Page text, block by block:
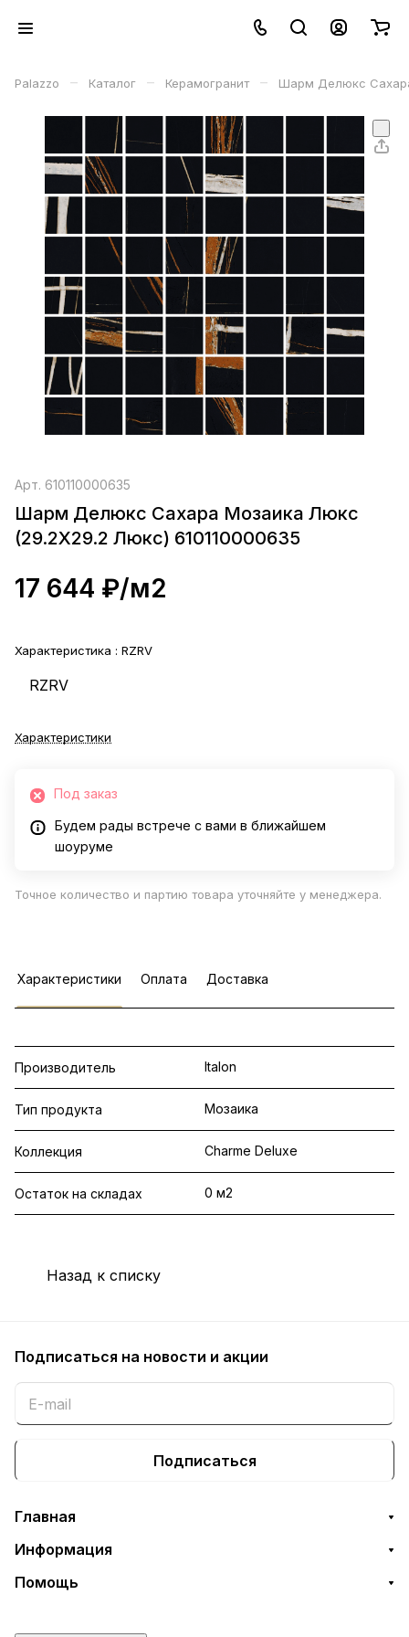
Palazzo – Каталог – Керамогранит – Шарм Делюкс
Арт. 610110000635
Шарм Делюкс Сахара Мозаика Люкс
(29.2X29.2 Люкс) 610110000635
17 644 ₽/м2
Характеристика : RZRV
RZRV
Характеристики
Под заказ
Будем рады встрече с вами в ближайшем
шоуруме
Точное количество и партию товара уточняйте у менеджера.
Характеристики Оплата Доставка
Производитель Italon
Тип продукта Мозаика
Коллекция Charme Deluxe
Остаток на складах 0 м2
Назад к списку
Подписаться на новости и акции
Подписаться
Главная
Информация
Помощь